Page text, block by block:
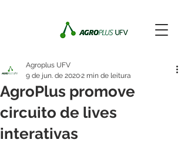
AgroPlus promove
circuito de lives
interativas
Agroplus UFV
9 de jun. de 20202 min de leitura